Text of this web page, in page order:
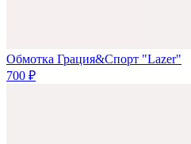
Обмотка Грация&Спорт "Lazer"
700 ₽